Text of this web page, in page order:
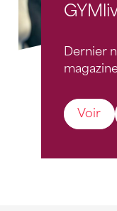
Dernier
Voir